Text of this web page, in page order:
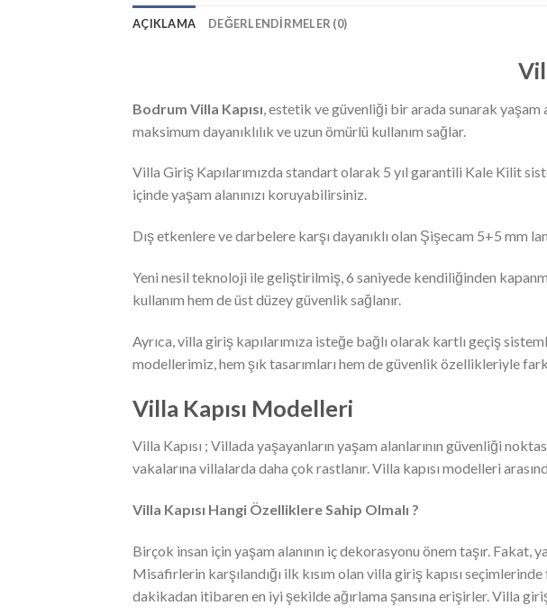
AÇIKLAMA DEĞERLENDIRMELER (0)
Bodrum Villa Kapısı , estetik ve güvenliği bir arada sunarak yaşam
maksimum dayanıklılık ve uzun ömürlü kullanım sağlar.
Villa Giriş Kapılarımızda standart olarak 5 yıl garantili Kale Kilit
içinde yaşam alanınızı koruyabilirsiniz.
Dış etkenlere ve darbelere karşı dayanıklı olan Şişecam 5+5 mm
Yeni nesil teknoloji ile geliştirilmiş, 6 saniyede kendiliğinden
kullanım hem de üst düzey güvenlik sağlanır.
Ayrıca, villa giriş kapılarımıza isteğe bağlı olarak kartlı geçiş
modellerimiz, hem şık tasarımları hem de güvenlik özellikleriyle
Villa Kapısı Modelleri
Villa Kapısı ; Villada yaşayanların yaşam alanlarının güvenliği
vakalarına villalarda daha çok rastlanır. Villa kapısı modelleri
Villa Kapısı Hangi Özelliklere Sahip Olmalı ?
Birçok insan için yaşam alanının iç dekorasyonu önem taşır. Fakat,
Misafirlerin karşılandığı ilk kısım olan villa giriş kapısı
dakikadan itibaren en iyi şekilde ağırlama şansına erişirler. Villa giriş